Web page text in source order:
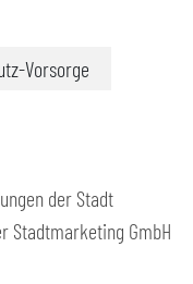
Vorsorge
der Stadt
Stadtmarketing GmbH